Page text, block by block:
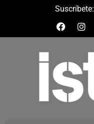
Suscríbete: